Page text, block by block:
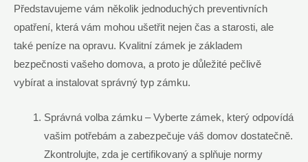
Představujeme vám několik jednoduchých preventivních
opatření, která vám mohou ušetřit nejen čas a starosti, ale
také peníze na opravu. Kvalitní zámek je základem
bezpečnosti vašeho domova, a proto je důležité pečlivě
vybírat a instalovat správný typ zámku.
Správná volba zámku – Vyberte zámek, který odpovídá
vašim potřebám a zabezpečuje váš domov dostatečně.
Zkontrolujte, zda je certifikovaný a splňuje normy